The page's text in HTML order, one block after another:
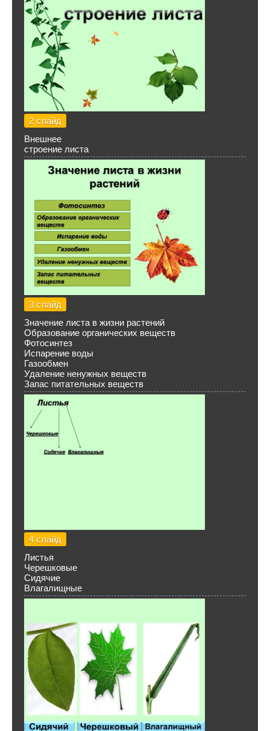
2 слайд
Внешнее
строение листа
3 слайд
Значение листа в жизни растений
Образование органических веществ
Фотосинтез
Испарение воды
Газообмен
Удаление ненужных веществ
Запас питательных веществ
4 слайд
Листья
Черешковые
Сидячие
Влагалищные